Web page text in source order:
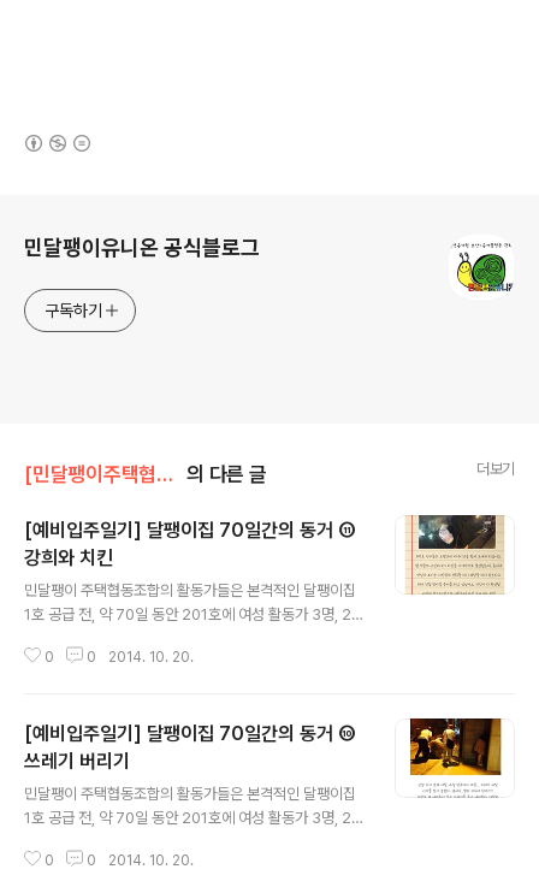
민달팽이유니온 공식블로그
구독하기
[민달팽이주택협동조합]/* 달팽이집 살이 의 다른 글 더보기
[예비입주일기] 달팽이집 70일간의 동거 ⑪
강희와 치킨
민달팽이 주택협동조합의 활동가들은 본격적인 달팽이집
1호 공급 전, 약 70일 동안 201호에 여성 활동가 3명, 20
공급하는 첫 주택인만큼 우선 민달팽이 주택협동조합의 활
등 세입자가 자신의 삶을 꾸릴 수 있는 중요한 보금자리로
서 집을 선택할 때 최대한의 정보를 아는 것도 세입자의 권
리라고 생각했기 때문입니다. 또한 공유주택으로 공급되는
만큼 공유주택의 장, 단점을 직접 경험해보고 다양한 커뮤
니티 실험을 해보려고 했습니다. 일과 삶의 관계망이 겹치
면서 다양한 실험을 해보지는 못했지만 조합원들에게 책임
0 0 2014. 10. 20.
[예비입주일기] 달팽이집 70일간의 동거 ⑩
쓰레기 버리기
민달팽이 주택협동조합의 활동가들은 본격적인 달팽이집
1호 공급 전, 약 70일 동안 201호에 여성 활동가 3명, 20
공급하는 첫 주택인만큼 우선 민달팽이 주택협동조합의 활
0 0 2014. 10. 20.